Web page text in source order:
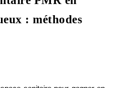
: méthodes